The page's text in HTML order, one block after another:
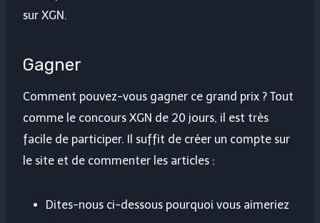
sur XGN.
Gagner
Comment pouvez-vous gagner ce grand prix ? Tout
comme le concours XGN de ​​20 jours, il est très
facile de participer. Il suffit de créer un compte sur
le site et de commenter les articles :
Dites-nous ci-dessous pourquoi vous aimeriez